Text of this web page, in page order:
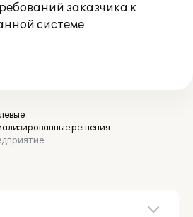
заказчика к
системе
решения